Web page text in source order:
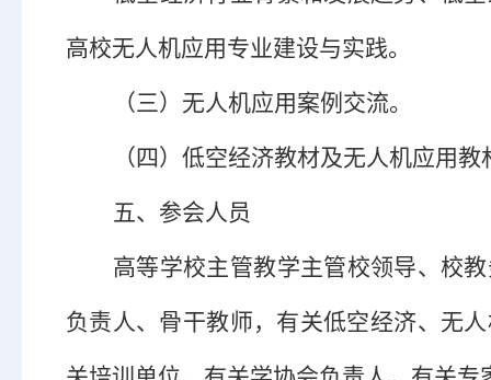
高校无人机应用 专业建设与实践。
（三） 无人机应用 案例交流。
（四） 低空经济教材及无人机应用教
五、参会人员
高等学校主管教学主管校领导、校
负责人、骨干教师，有关低空经济、无